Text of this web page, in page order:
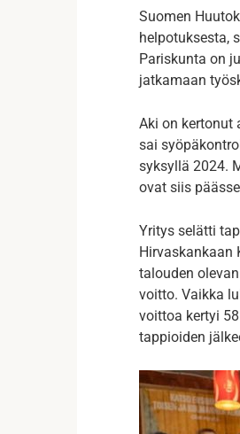
Suomen
helpotuksesta,
Pariskunta on
jatkamaan
Aki on kertonut
sai
syksyllä 2024.
ovat siis
Yritys selätti
Hirvaskankaan
talouden
voitto. Vaikka
voittoa kertyi
tappioiden